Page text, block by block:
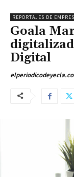
REPORTAJES DE
Goala
Digital